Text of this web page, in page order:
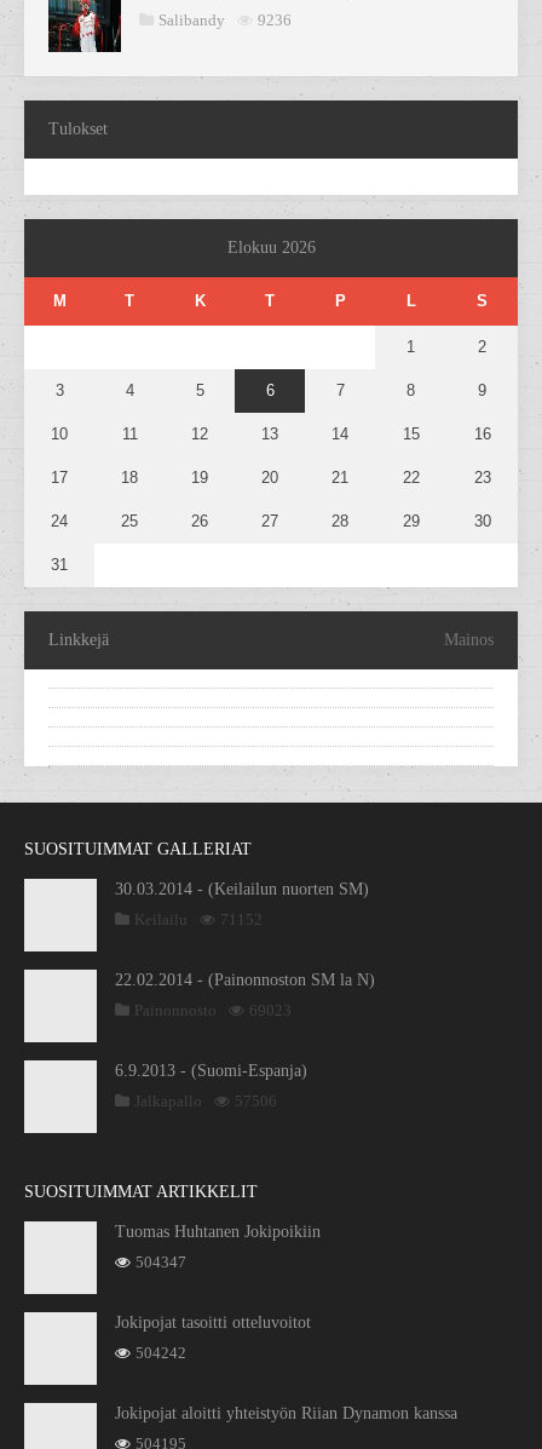
Salibandy
9236
Tulokset
Elokuu 2026
M T K T P L S
1 2
3 4 5 6 7 8 9
10 11 12 13 14 15 16
17 18 19 20 21 22 23
24 25 26 27 28 29 30
31
Linkkejä Mainos
SUOSITUIMMAT GALLERIAT
30.03.2014 - (Keilailun nuorten SM)
Keilailu
71152
22.02.2014 - (Painonnoston SM la N)
Painonnosto
69023
6.9.2013 - (Suomi-Espanja)
Jalkapallo
57506
SUOSITUIMMAT ARTIKKELIT
Tuomas Huhtanen Jokipoikiin
504347
Jokipojat tasoitti otteluvoitot
504242
Jokipojat aloitti yhteistyön Riian Dynamon kanssa
504195